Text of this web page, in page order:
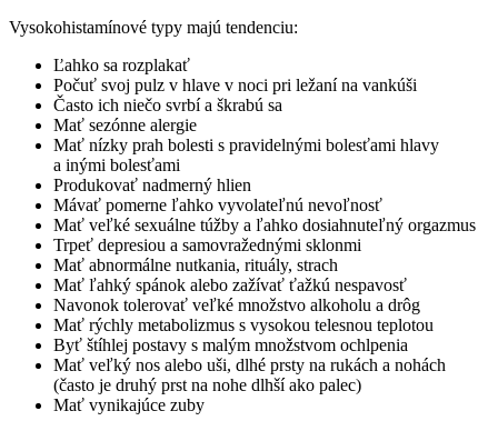
Vysokohistamínové typy majú tendenciu:
Ľahko sa rozplakať
Počuť svoj pulz v hlave v noci pri ležaní na vankúši
Často ich niečo svrbí a škrabú sa
Mať sezónne alergie
Mať nízky prah bolesti s pravidelnými bolesťami hlavy
a inými bolesťami
Produkovať nadmerný hlien
Mávať pomerne ľahko vyvolateľnú nevoľnosť
Mať veľké sexuálne túžby a ľahko dosiahnuteľný orgazmus
Trpeť depresiou a samovražednými sklonmi
Mať abnormálne nutkania, rituály, strach
Mať ľahký spánok alebo zažívať ťažkú nespavosť
Navonok tolerovať veľké množstvo alkoholu a drôg
Mať rýchly metabolizmus s vysokou telesnou teplotou
Byť štíhlej postavy s malým množstvom ochlpenia
Mať veľký nos alebo uši, dlhé prsty na rukách a nohách
(často je druhý prst na nohe dlhší ako palec)
Mať vynikajúce zuby